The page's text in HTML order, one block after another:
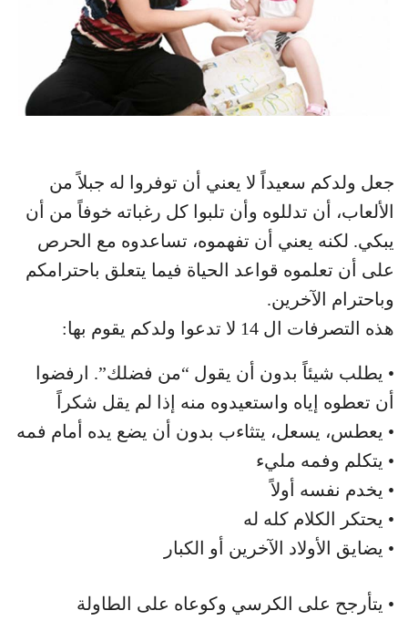
جعل ولدكم سعيداً لا يعني أن توفروا له جبلاً من
الألعاب، أن تدللوه وأن تلبوا كل رغباته خوفاً من أن
يبكي. لكنه يعني أن تفهموه، تساعدوه مع الحرص
على أن تعلموه قواعد الحياة فيما يتعلق باحترامكم
وباحترام الآخرين.
هذه التصرفات ال 14 لا تدعوا ولدكم يقوم بها:
• يطلب شيئاً بدون أن يقول “من فضلك”. ارفضوا
أن تعطوه إياه واستعيدوه منه إذا لم يقل شكراً
• يعطس، يسعل، يتثاءب بدون أن يضع يده أمام فمه
• يتكلم وفمه مليء
• يخدم نفسه أولاً
• يحتكر الكلام كله له
• يضايق الأولاد الآخرين أو الكبار
• يتأرجح على الكرسي وكوعاه على الطاولة